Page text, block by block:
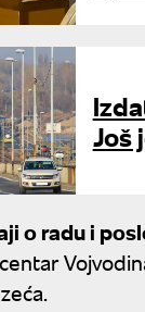
Još
o radu i